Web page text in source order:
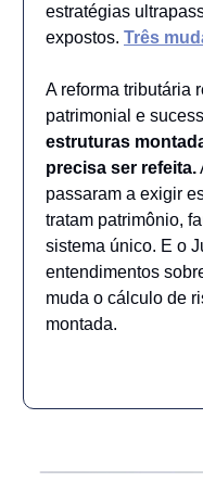
estratégias
expostos. Três
A reforma tributária
patrimonial e
estruturas
precisa ser refeita.
passaram a exigir
tratam patrimônio,
sistema único. E o
entendimentos
muda o cálculo de
montada.